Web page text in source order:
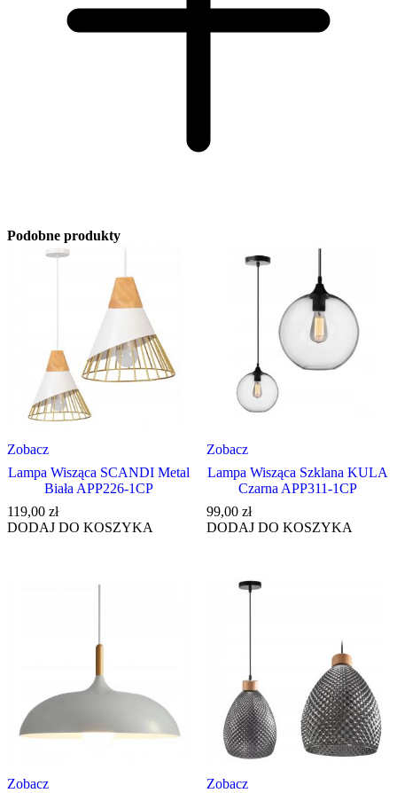
Podobne produkty
Zobacz
Lampa Wisząca SCANDI Metal
Biała APP226-1CP
119,00 zł
DODAJ DO KOSZYKA
Zobacz
Lampa Wisząca Szklana KULA
Czarna APP311-1CP
99,00 zł
DODAJ DO KOSZYKA
Zobacz
Zobacz